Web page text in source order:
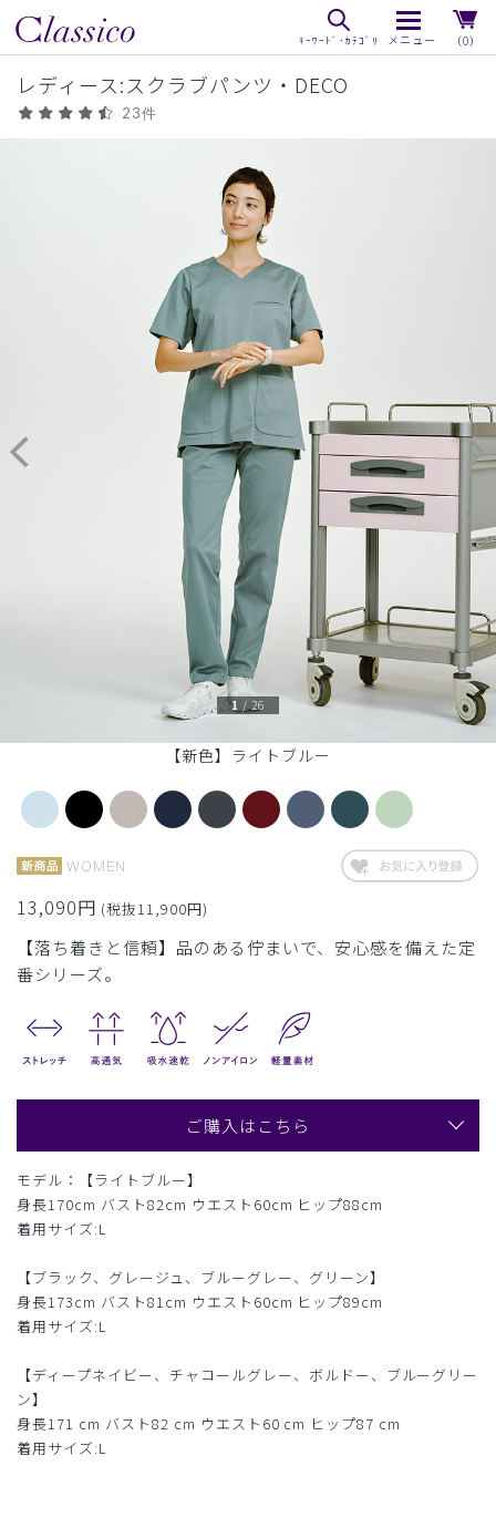
（0）
レディース:スクラブパンツ・DECO
23件
【新色】ライトブルー
1 /26
WOMEN
13,090円 (税抜11,900円)
【落ち着きと信頼】品のある佇まいで、安心感を備えた定
番シリーズ。
ご購入はこちら
モデル：【ライトブルー】
身長170cm バスト82cm ウエスト60cm ヒップ88cm
着用サイズ:L
【ブラック、グレージュ、ブルーグレー、グリーン】
身長173cm バスト81cm ウエスト60cm ヒップ89cm
着用サイズ:L
【ディープネイビー、チャコールグレー、ボルドー、ブルーグリー
ン】
身長171 cm バスト82 cm ウエスト60 cm ヒップ87 cm
着用サイズ:L